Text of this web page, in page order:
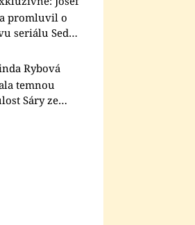
promluvil o
seriálu Sedm
temnou
Sáry ze